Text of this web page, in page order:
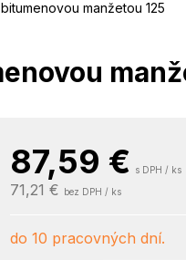
manžetou 125
87,59 € s DPH / ks
71,21 € bez DPH / ks
do 10 pracovných dní.